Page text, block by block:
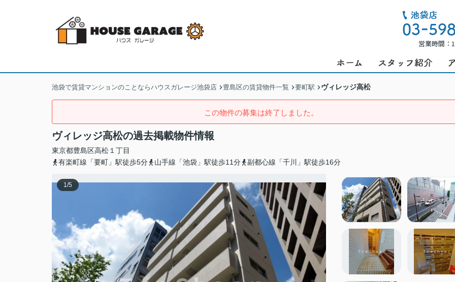
営業時間
池袋で賃貸マンションのことならハウスガレージ池袋店 豊島区の賃貸物件一覧 要町駅 ヴィレッジ高松
この物件の募集は終了しました。
ヴィレッジ高松の過去掲載物件情報
東京都豊島区高松 １丁目
有楽町線「要町」駅徒歩5分
山手線「池袋」駅徒歩11分 副都心線「千川」駅徒歩16分
1/5